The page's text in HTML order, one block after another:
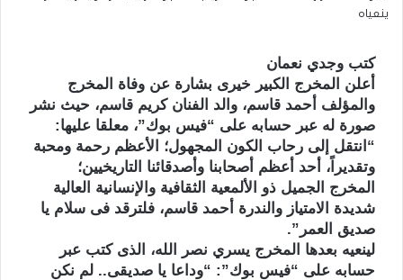
كتب وجدي نعمان
أعلن المخرج الكبير خيرى بشارة عن وفاة المخرج
والمؤلف أحمد قاسم، والد الفنان كريم قاسم، حيث نشر
صورة له عبر حسابه على “فيس بوك”، معلقا عليها:
“انتقل إلى رحاب الكون المجهول؛ الأعظم رحمة ومحبة
وتقديراً، أحد أعظم أصحابنا وأصدقائنا التاريخيين؛
المخرج الجميل ذو الألمعية الثقافية والإنسانية العالية
شديدة الامتياز والندرة أحمد قاسم، فلترقد فى سلام يا
صديق العمر”.
لينعيه بعدها المخرج يسري نصر الله، الذى كتب عبر
حسابه على “فيس بوك”: “وداعا يا صديقى.. لم نكن